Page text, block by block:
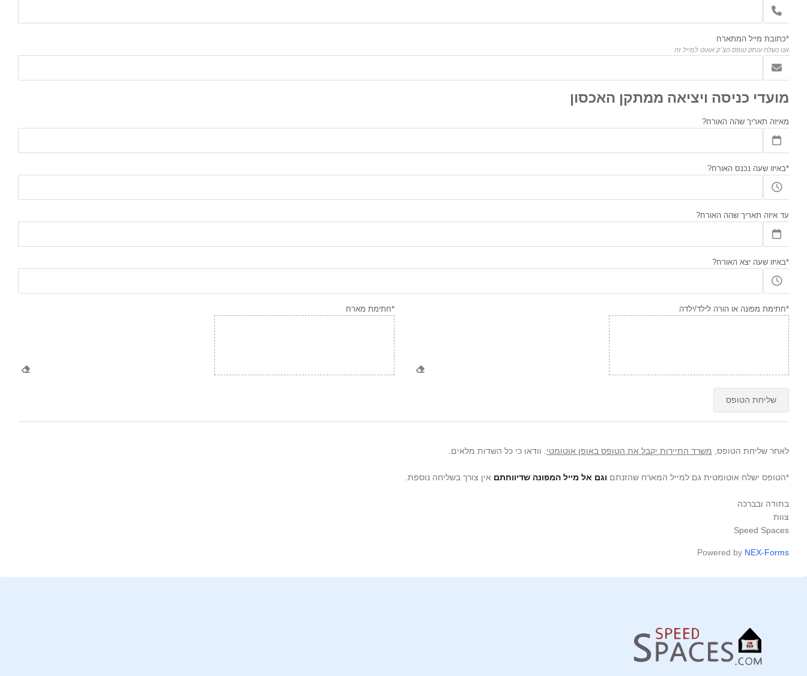
*כתובת מייל המתארח
אנו נשלח עותק טופס הצ׳ק אאוט למייל זה
מועדי כניסה ויציאה ממתקן האכסון
מאיזה תאריך שהה האורח?
*באיזו שעה נכנס האורח?
עד איזה תאריך שהה האורח?
*באיזו שעה יצא האורח?
*חתימת מפונה או הורה לילד/ילדה *חתימת מארח
שליחת הטופס
לאחר שליחת הטופס, משרד התיירות יקבל את הטופס באופן אוטומטי . וודאו כי כל השדות מלאים.
*הטופס ישלח אוטומטית גם למייל המארח שהזנתם וגם אל מייל המפונה שדיווחתם אין צורך בשליחה נוספת.
בתודה ובברכה
צוות
Speed Spaces
Powered by NEX-Forms